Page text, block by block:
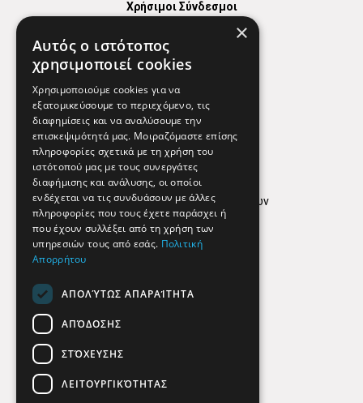
Χρήσιμοι Σύνδεσμοι
Χρήσιμα Τηλέφωνα
Εφημερεύοντα Φαρμακεία
Απόρρητο
Όροι Χρήσης
Πολιτική προστασίας δεδομένων
Findhere
Social Media
×
Αυτός ο ιστότοπος
χρησιμοποιεί cookies
Χρησιμοποιούμε cookies για να
εξατομικεύσουμε το περιεχόμενο, τις
διαφημίσεις και να αναλύσουμε την
επισκεψιμότητά μας. Μοιραζόμαστε επίσης
πληροφορίες σχετικά με τη χρήση του
ιστότοπού μας με τους συνεργάτες
διαφήμισης και ανάλυσης, οι οποίοι
ενδέχεται να τις συνδυάσουν με άλλες
πληροφορίες που τους έχετε παράσχει ή
που έχουν συλλέξει από τη χρήση των
υπηρεσιών τους από εσάς. Πολιτική
Απορρήτου
ΑΠΟΛΎΤΩΣ ΑΠΑΡΑΊΤΗΤΑ
ΑΠΌΔΟΣΗΣ
ΣΤΌΧΕΥΣΗΣ
ΛΕΙΤΟΥΡΓΙΚΌΤΗΤΑΣ